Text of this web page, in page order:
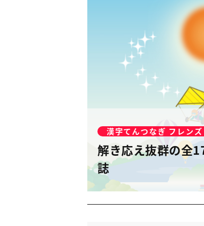
漢字てんつなぎ フレンズ
解き応え抜群の全
誌